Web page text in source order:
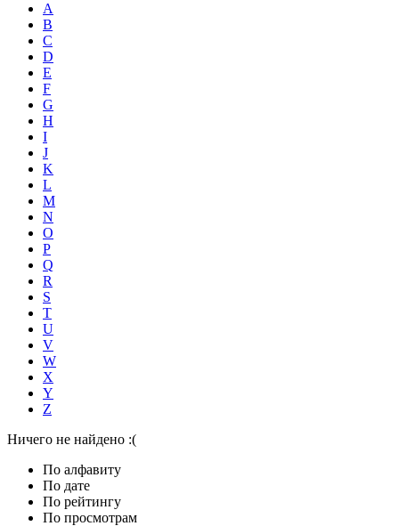
A
B
C
D
E
F
G
H
I
J
K
L
M
N
O
P
Q
R
S
T
U
V
W
X
Y
Z
Ничего не найдено :(
По алфавиту
По дате
По рейтингу
По просмотрам